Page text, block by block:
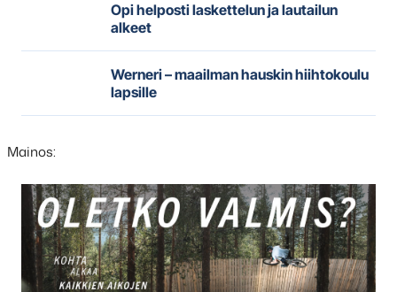
Opi helposti laskettelun ja lautailun
alkeet
Werneri – maailman hauskin hiihtokoulu
lapsille
Mainos:
Hyppää
karusellisisällön
yli